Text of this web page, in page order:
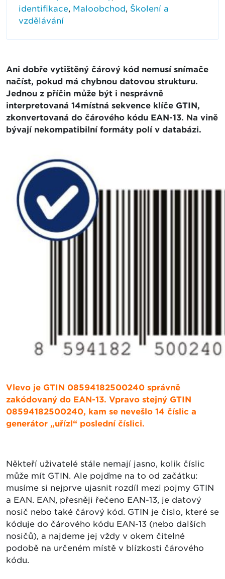
identifikace, Maloobchod, Školení a
vzdělávání
Ani dobře vytištěný čárový kód nemusí snímače
načíst, pokud má chybnou datovou strukturu.
Jednou z příčin může být i nesprávně
interpretovaná 14místná sekvence klíče GTIN,
zkonvertovaná do čárového kódu EAN-13. Na vině
bývají nekompatibilní formáty polí v databázi.
Vlevo je GTIN 08594182500240 správně
zakódovaný do EAN-13. Vpravo stejný GTIN
08594182500240, kam se nevešlo 14 číslic a
generátor „uřízl“ poslední číslici.
Někteří uživatelé stále nemají jasno, kolik číslic
může mít GTIN. Ale pojďme na to od začátku:
musíme si nejprve ujasnit rozdíl mezi pojmy GTIN
a EAN. EAN, přesněji řečeno EAN-13, je datový
nosič nebo také čárový kód. GTIN je číslo, které se
kóduje do čárového kódu EAN-13 (nebo dalších
nosičů), a najdeme jej vždy v okem čitelné
podobě na určeném místě v blízkosti čárového
kódu.